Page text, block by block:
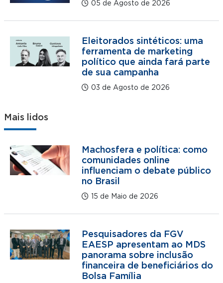
05 de Agosto de 2026
Eleitorados sintéticos: uma
ferramenta de marketing
político que ainda fará parte
de sua campanha
03 de Agosto de 2026
Mais lidos
Machosfera e política: como
comunidades online
influenciam o debate público
no Brasil
15 de Maio de 2026
Pesquisadores da FGV
EAESP apresentam ao MDS
panorama sobre inclusão
financeira de beneficiários do
Bolsa Família